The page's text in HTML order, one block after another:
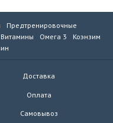
Предтренировочные
Витамины Омега 3
Коэнзим
Доставка
Оплата
Самовывоз